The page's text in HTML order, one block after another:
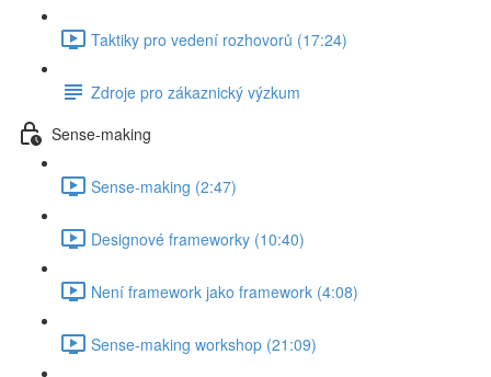
Taktiky pro vedení rozhovorů (17:24)
Zdroje pro zákaznický výzkum
Sense-making
Sense-making (2:47)
Designové frameworky (10:40)
Není framework jako framework (4:08)
Sense-making workshop (21:09)